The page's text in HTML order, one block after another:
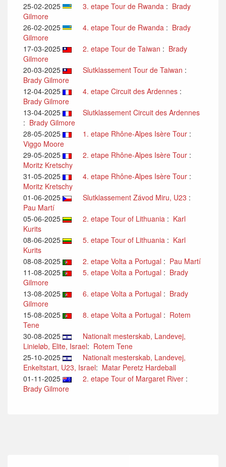
25-02-2025 3. etape Tour de Rwanda : Brady
Gilmore
26-02-2025
4. etape Tour de Rwanda : Brady
Gilmore
17-03-2025
2. etape Tour de Taiwan : Brady
Gilmore
20-03-2025
Slutklassement Tour de Taiwan :
Brady Gilmore
12-04-2025
4. etape Circuit des Ardennes :
Brady Gilmore
13-04-2025
Slutklassement Circuit des Ardennes
: Brady Gilmore
28-05-2025
1. etape Rhône-Alpes Isère Tour :
Viggo Moore
29-05-2025
2. etape Rhône-Alpes Isère Tour :
Moritz Kretschy
31-05-2025
4. etape Rhône-Alpes Isère Tour :
Moritz Kretschy
01-06-2025
Slutklassement Závod Miru, U23 :
Pau Martí
05-06-2025
2. etape Tour of Lithuania : Karl
Kurits
08-06-2025
5. etape Tour of Lithuania : Karl
Kurits
08-08-2025
2. etape Volta a Portugal : Pau Martí
11-08-2025
5. etape Volta a Portugal : Brady
Gilmore
13-08-2025
6. etape Volta a Portugal : Brady
Gilmore
15-08-2025
8. etape Volta a Portugal : Rotem
Tene
30-08-2025
Nationalt mesterskab, Landevej,
Linieløb, Elite, Israel: Rotem Tene
25-10-2025
Nationalt mesterskab, Landevej,
Enkeltstart, U23, Israel: Matar Peretz Hardeball
01-11-2025
2. etape Tour of Margaret River :
Brady Gilmore